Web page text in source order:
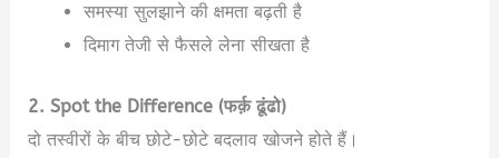
समस्या सुलझाने की क्षमता बढ़ती है
दिमाग तेजी से फैसले लेना सीखता है
2. Spot the Difference (फर्क़ ढूंढो)
दो तस्वीरों के बीच छोटे-छोटे बदलाव खोजने होते हैं।